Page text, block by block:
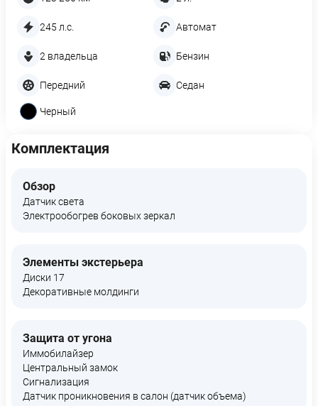
245 л.с. Автомат
2 владельца Бензин
Передний Седан
Черный
Комплектация
Обзор
Датчик света
Электрообогрев боковых зеркал
Элементы экстерьера
Диски 17
Декоративные молдинги
Защита от угона
Иммобилайзер
Центральный замок
Сигнализация
Датчик проникновения в салон (датчик объема)